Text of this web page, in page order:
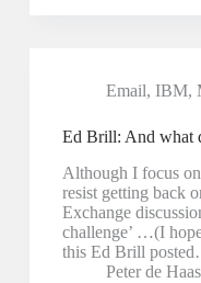
Email, IBM,
Ed Brill: And what
Although I focus
resist getting back
Exchange
challenge’ …(I
this Ed Brill
Peter de Haas